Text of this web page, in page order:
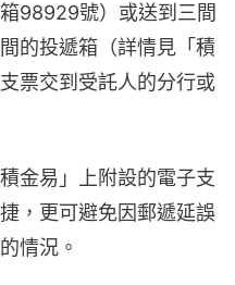
98929號）或送到三間
的投遞箱（詳情見「積
票交到受託人的分行或
金易」上附設的電子支
，更可避免因郵遞延誤
情況。